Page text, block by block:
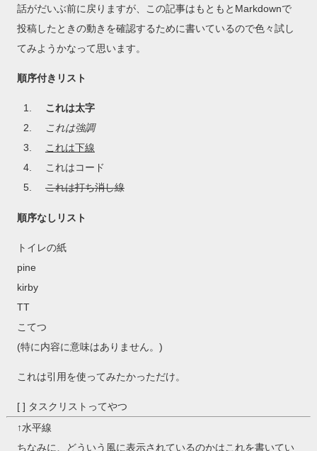
話がだいぶ前に戻りますが、この記事はもともとMarkdownで
投稿したときの動きを確認するために書いているので色々試し
てみようかなって思います。
順序付きリスト
これは太字
これは強調
これは下線
これはコード
これは打ち消し線
順序なしリスト
トイレの紙
pine
kirby
TT
こてつ
(特に内容に意味はありません。)
これは引用を使ってみたかっただけ。
[ ] タスクリストってやつ
↑水平線
ちなみに、どういう風に表示されているのかはこれを書いてい